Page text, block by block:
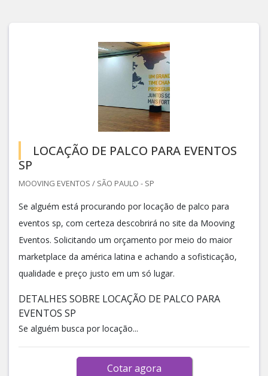
LOCAÇÃO DE PALCO PARA EVENTOS
SP
MOOVING EVENTOS / SÃO PAULO - SP
Se alguém está procurando por locação de palco para
eventos sp, com certeza descobrirá no site da Mooving
Eventos. Solicitando um orçamento por meio do maior
marketplace da américa latina e achando a sofisticação,
qualidade e preço justo em um só lugar.
DETALHES SOBRE LOCAÇÃO DE PALCO PARA
EVENTOS SP
Se alguém busca por locação...
Cotar agora